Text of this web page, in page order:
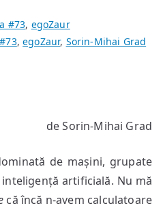
#73, egoZaur
,egoZaur, Sorin-Mihai Grad
de Sorin-Mihai Grad
de mașini, grupate
artificială. Nu mă
că încă n-avem calculatoare